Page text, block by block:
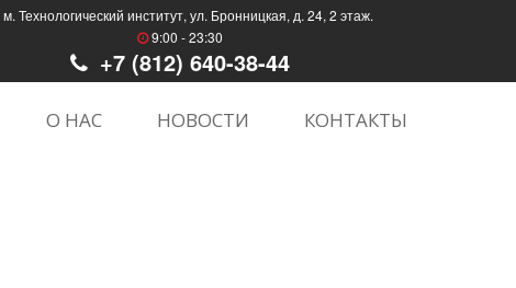
м. Технологический институт, ул. Бронницкая, д. 24, 2 этаж.
9:00 - 23:30
+7 (812) 640-38-44
О НАС НОВОСТИ КОНТАКТЫ